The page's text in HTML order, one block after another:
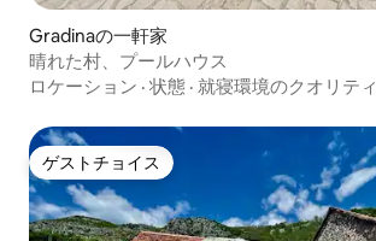
Gradinaの一軒家
晴れた村、プールハウス
ロケーション · 状態 · 就寝環境のクオリティ
ゲストチョイス
ゲストチョイス